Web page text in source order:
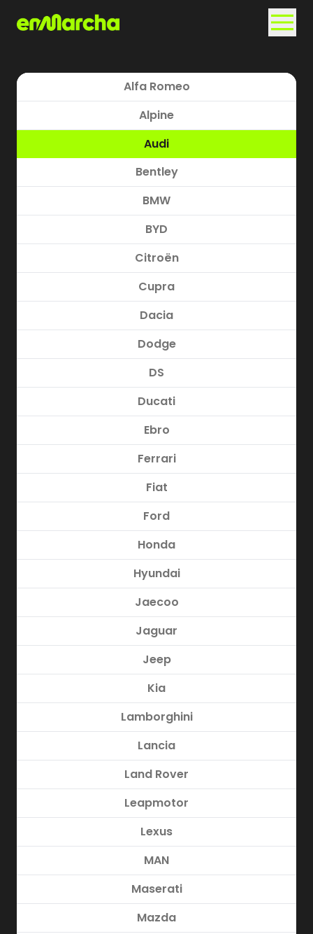
Alfa Romeo
Alpine
Audi
Bentley
BMW
BYD
Citroën
Cupra
Dacia
Dodge
DS
Ducati
Ebro
Ferrari
Fiat
Ford
Honda
Hyundai
Jaecoo
Jaguar
Jeep
Kia
Lamborghini
Lancia
Land Rover
Leapmotor
Lexus
MAN
Maserati
Mazda